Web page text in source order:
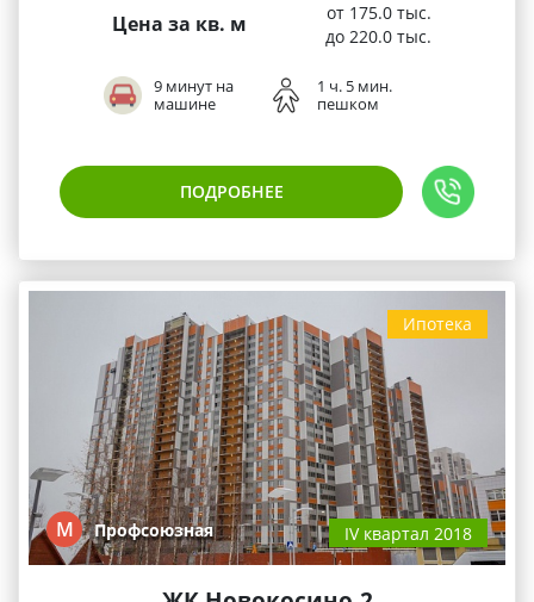
Цена за кв. м
от 175.0 тыс.
до 220.0 тыс.
9 минут на
машине
1 ч. 5 мин.
пешком
ПОДРОБНЕЕ
Ипотека
М Профсоюзная IV квартал 2018